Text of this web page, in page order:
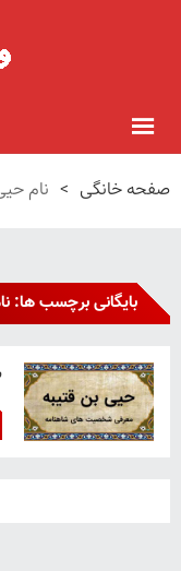
صفحه خانگی > نام
بایگانی برچسب ها: